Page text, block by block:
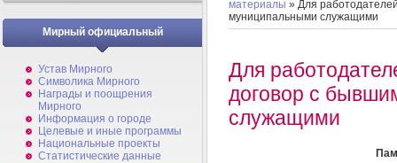
Мирный официальный
Устав Мирного
Символика Мирного
Награды и поощрения
Мирного
Информация о городе
Целевые и иные программы
Национальные проекты
Статистические данные
материалы » Для
муниципальными служащими
Для
договор с
служащими